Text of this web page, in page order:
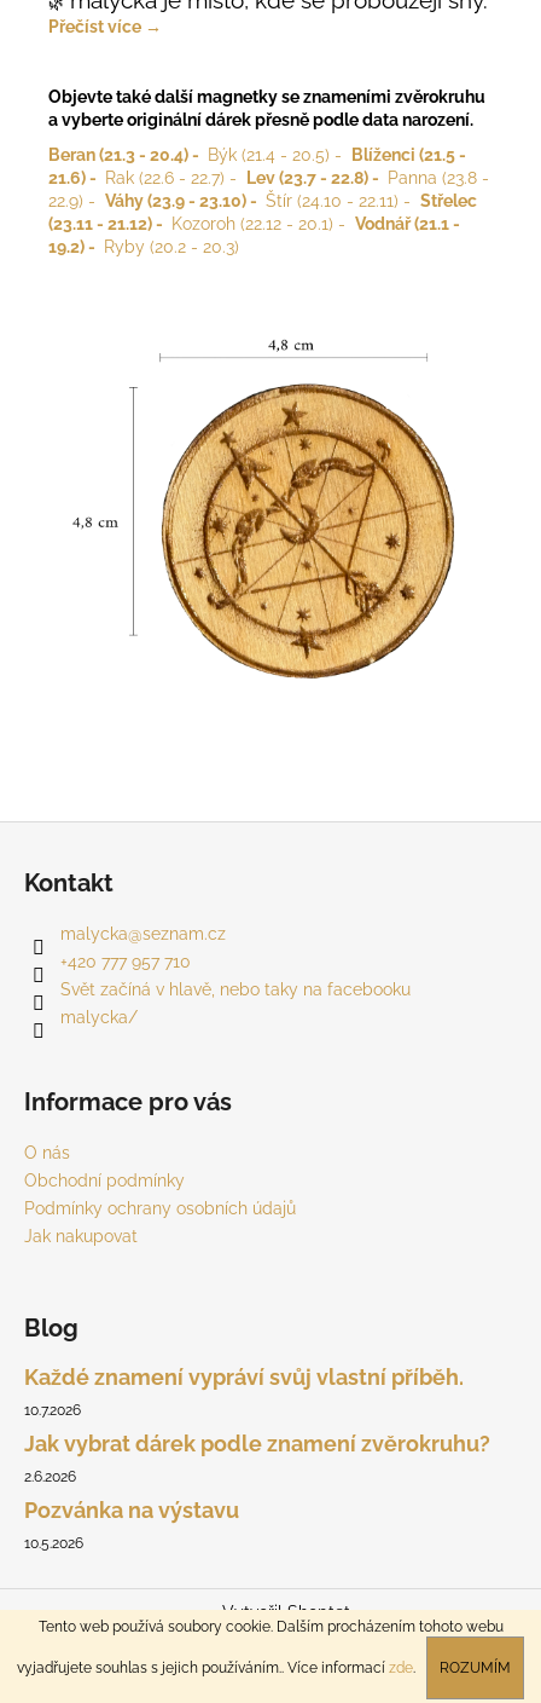
Tento web používá soubory cookie. Dalším procházením tohoto webu
vyjadřujete souhlas s jejich používáním.. Více informací zde. ROZUMÍM
Přečíst více →
Objevte také další magnetky se znameními zvěrokruhu
a vyberte originální dárek přesně podle data narození.
Beran (21.3 - 20.4) -
Býk (21.4 - 20.5) -
Blíženci (21.5 -
21.6) -
Rak (22.6 - 22.7) - Lev (23.7 - 22.8) -
Panna (23.8 -
22.9) - Váhy (23.9 - 23.10) - Štír (24.10 - 22.11) - Střelec
(23.11 - 21.12) -
Kozoroh (22.12 - 20.1) - Vodnář (21.1 -
19.2) -
Ryby (20.2 - 20.3)
Kontakt
malycka@seznam.cz
+420 777 957 710
Svět začíná v hlavě, nebo taky na facebooku
malycka/
Informace pro vás
O nás
Obchodní podmínky
Podmínky ochrany osobních údajů
Jak nakupovat
Blog
Každé znamení vypráví svůj vlastní příběh.
10.7.2026
Jak vybrat dárek podle znamení zvěrokruhu?
2.6.2026
Pozvánka na výstavu
10.5.2026
Vytvořil Shoptet